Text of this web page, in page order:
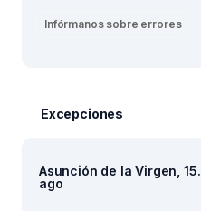
Infórmanos sobre errores
Excepciones
Asunción de la Virgen, 15.
ago